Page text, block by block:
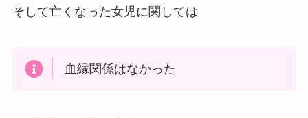
そして亡くなった女児に関しては
血縁関係はなかった